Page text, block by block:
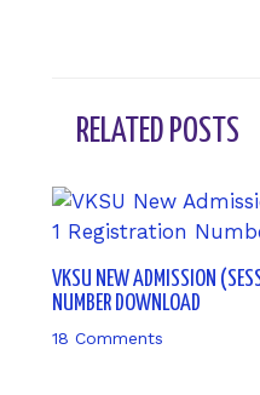
RELATED POSTS
VKSU NEW ADMISSION
NUMBER DOWNLOAD
18 Comments